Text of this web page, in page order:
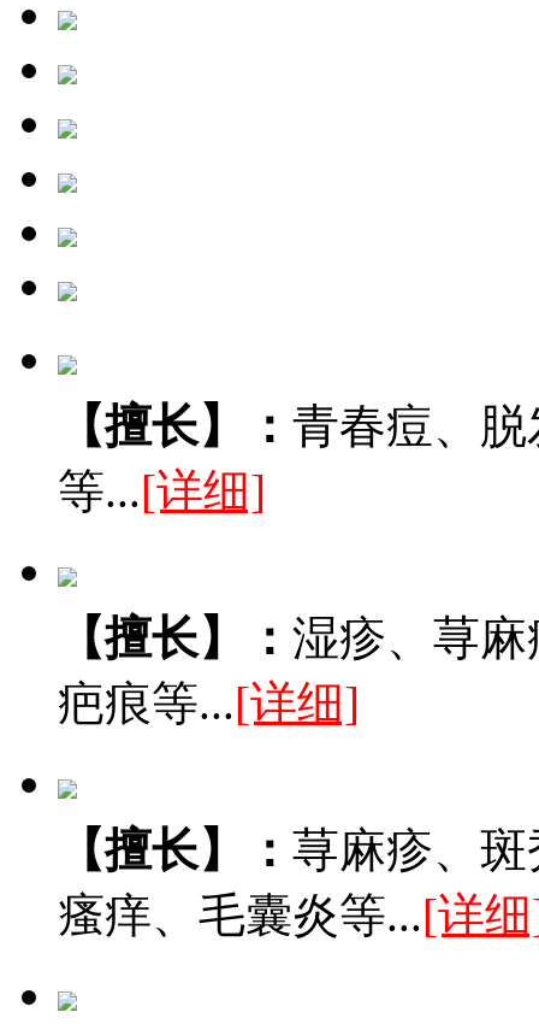
【擅长】： 青春痘、
等...[详细]
【擅长】： 湿疹、荨
疤痕等...[详细]
【擅长】： 荨麻疹、
瘙痒、毛囊炎等...[详